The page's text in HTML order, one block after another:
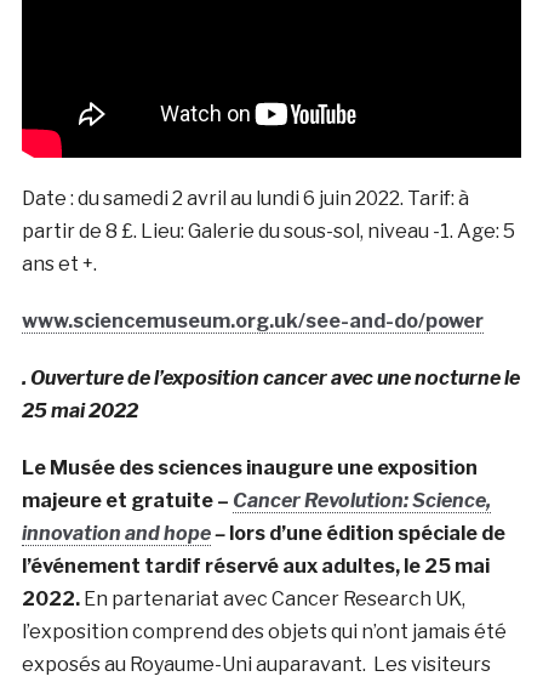
Date : du samedi 2 avril au lundi 6 juin 2022. Tarif: à
partir de 8 £. Lieu: Galerie du sous-sol, niveau -1. Age: 5
ans et +.
www.sciencemuseum.org.uk/see-and-do/power
. Ouverture de l’exposition cancer avec une nocturne le
25 mai 2022
Le Musée des sciences inaugure une exposition
majeure et gratuite – Cancer Revolution: Science,
innovation and hope–lors d’une édition spéciale de
l’événement tardif réservé aux adultes, le 25 mai
2022.En partenariat avec Cancer Research UK,
l’exposition comprend des objets qui n’ont jamais été
exposés au Royaume-Uni auparavant. Les visiteurs